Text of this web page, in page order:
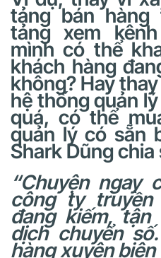
tảng bán
tảng xem
mình có thể
khách hàng
không? Hay
hệ thống quản
quá, có thể
quản lý có sẵn
Shark Dũng chia
“Chuyện ngay
công ty
đang kiếm,
dịch chuyển
hàng xuyên biên